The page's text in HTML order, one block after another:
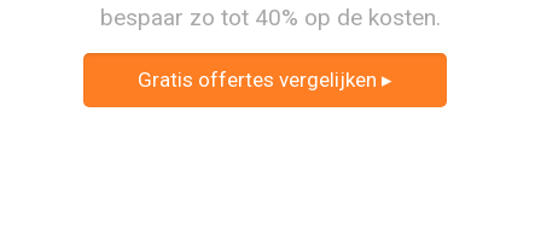
bespaar zo tot 40% op de kosten.
Gratis offertes vergelijken ▸